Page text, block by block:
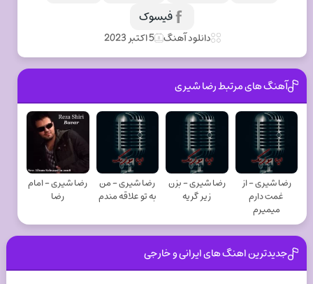
فیسوک
دانلود آهنگ 5 اکتبر 2023
آهنگ های مرتبط رضا شیری
رضا شیری - از
غمت دارم
میمیرم
رضا شیری - بزن
زیر گریه
رضا شیری - من
به تو علاقه مندم
رضا شیری - امام
رضا
جدیدترین اهنگ های ایرانی و خارجی